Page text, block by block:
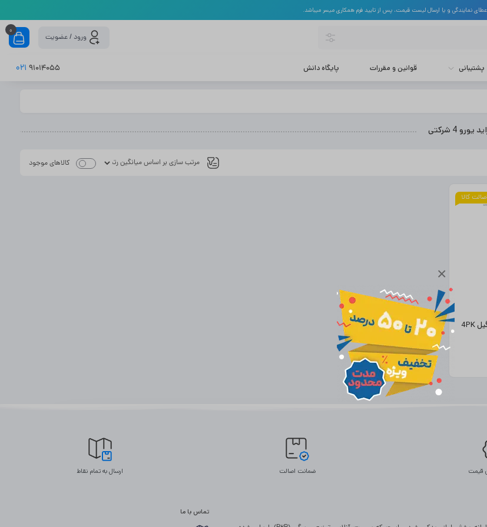
×
نمایندگی و یا ارسال لیست قیمت، پس از تایید فرم همکاری میسر میباشد.
ورود / عضویت
0
پشتیبانی قوانین و مقررات پایگاه دانش 91014055
021
4 شرکتی
کالاهای موجود
کالا
تسمه دینام پراید یورو ۴ دانگیل 4PK
قیمت ضمانت اصالت ارسال به تمام نقاط
تماس با ما